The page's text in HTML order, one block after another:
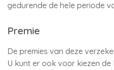
gedurende de hele periode
Premie
De premies van deze
U kunt er ook voor kiezen